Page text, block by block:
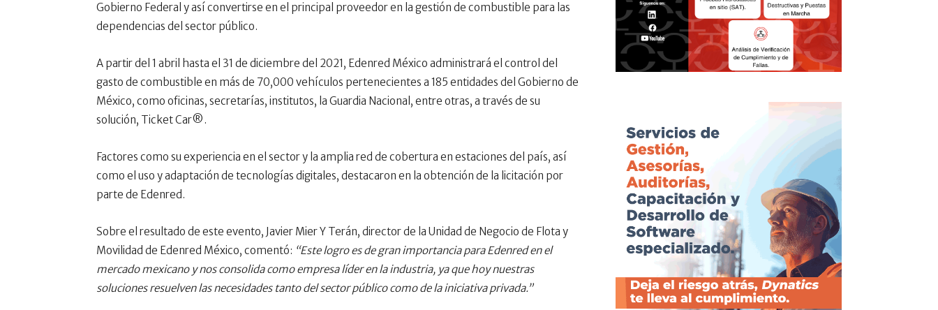
Gobierno Federal y así convertirse en el principal proveedor en la gestión de combustible para las
dependencias del sector público.
A partir del 1 abril hasta el 31 de diciembre del 2021, Edenred México administrará el control del
gasto de combustible en más de 70,000 vehículos pertenecientes a 185 entidades del Gobierno de
México, como oficinas, secretarías, institutos, la Guardia Nacional, entre otras, a través de su
solución, Ticket Car®.
Factores como su experiencia en el sector y la amplia red de cobertura en estaciones del país, así
como el uso y adaptación de tecnologías digitales, destacaron en la obtención de la licitación por
parte de Edenred .
Sobre el resultado de este evento, Javier Mier Y Terán, director de la Unidad de Negocio de Flota y
Movilidad de Edenred México, comentó: “Este logro es de gran importancia para Edenred en el
mercado mexicano y nos consolida como empresa líder en la industria, ya que hoy nuestras
soluciones resuelven las necesidades tanto del sector público como de la iniciativa privada.”